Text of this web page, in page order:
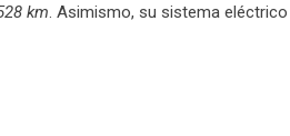
km. Asimismo, su sistema eléctrico